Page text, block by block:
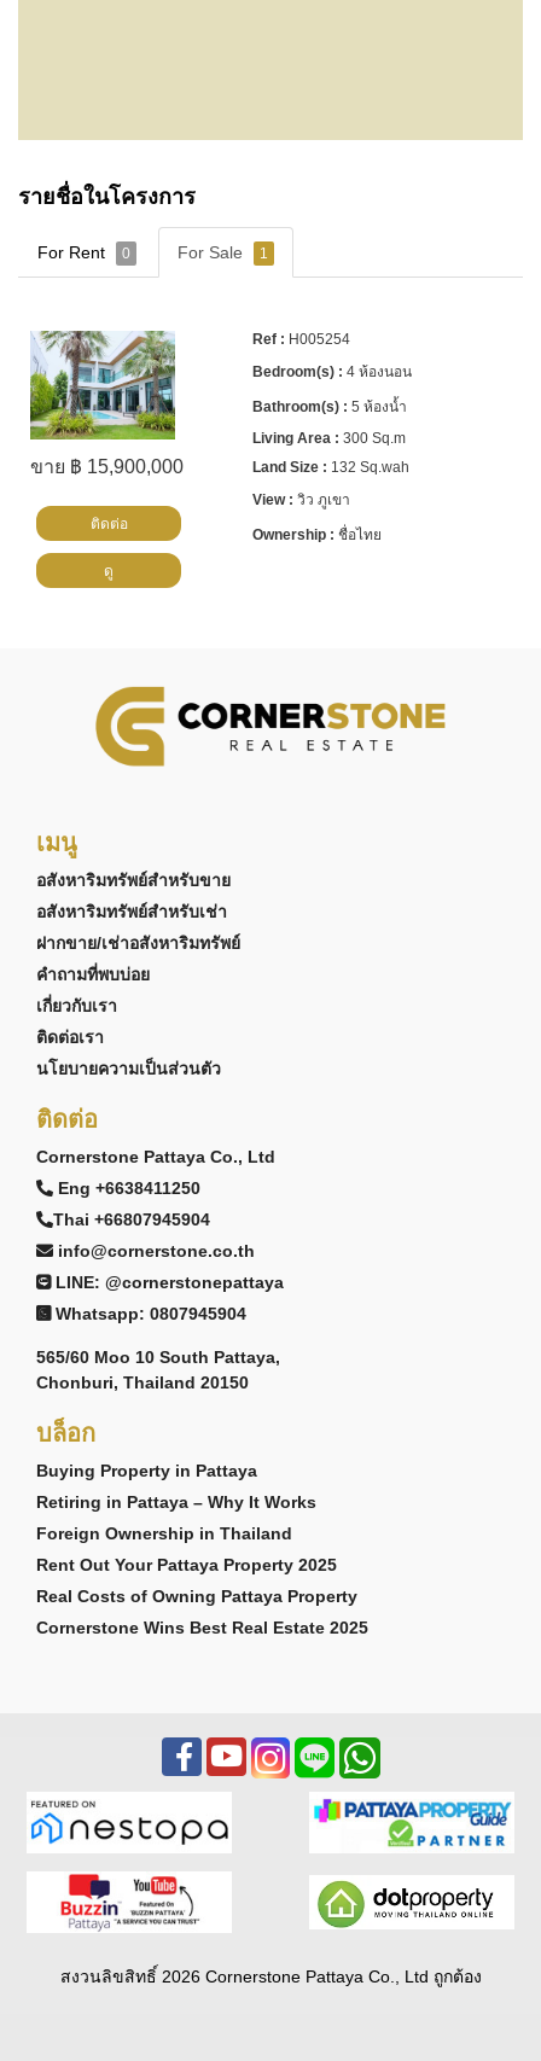
รายชื่อในโครงการ
For Rent 0 For Sale 1
ขาย ฿ 15,900,000
H005254
4 ห้องนอน
5 ห้องน้ำ
300 Sq.m
132 Sq.wah
วิว ภูเขา
ชื่อไทย
ติดต่อ
ดู
เมนู
อสังหาริมทรัพย์สำหรับขาย
อสังหาริมทรัพย์สำหรับเช่า
ฝากขาย/เช่าอสังหาริมทรัพย์
คำถามที่พบบ่อย
เกี่ยวกับเรา
ติดต่อเรา
นโยบายความเป็นส่วนตัว
ติดต่อ
Cornerstone Pattaya Co., Ltd
Eng +6638411250
Thai +66807945904
info@cornerstone.co.th
LINE: @cornerstonepattaya
Whatsapp: 0807945904
565/60 Moo 10 South Pattaya,
Chonburi, Thailand 20150
บล็อก
Buying Property in Pattaya
Retiring in Pattaya – Why It Works
Foreign Ownership in Thailand
Rent Out Your Pattaya Property 2025
Real Costs of Owning Pattaya Property
Cornerstone Wins Best Real Estate 2025
สงวนลิขสิทธิ์ 2026 Cornerstone Pattaya Co., Ltd ถูกต้อง